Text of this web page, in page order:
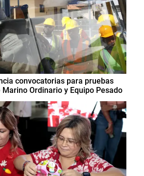
convocatorias para pruebas
Ordinario y Equipo Pesado